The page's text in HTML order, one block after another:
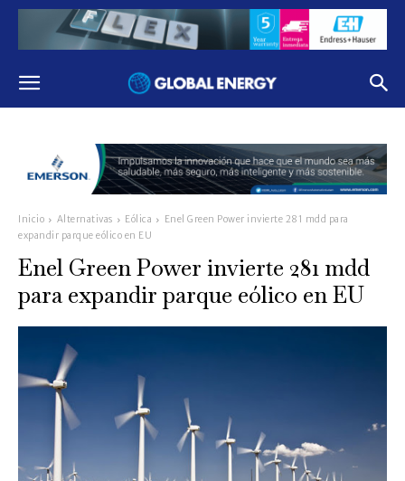
Inicio Alternativas Eólica
Enel Green Power invierte 281 mdd para
expandir parque eólico en EU
Enel Green Power invierte 281 mdd
para expandir parque eólico en EU